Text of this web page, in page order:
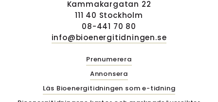
Kammakargatan 22
111 40 Stockholm
08-441 70 80
info@bioenergitidningen.se
Prenumerera
Annonsera
Läs Bioenergitidningen som e-tidning